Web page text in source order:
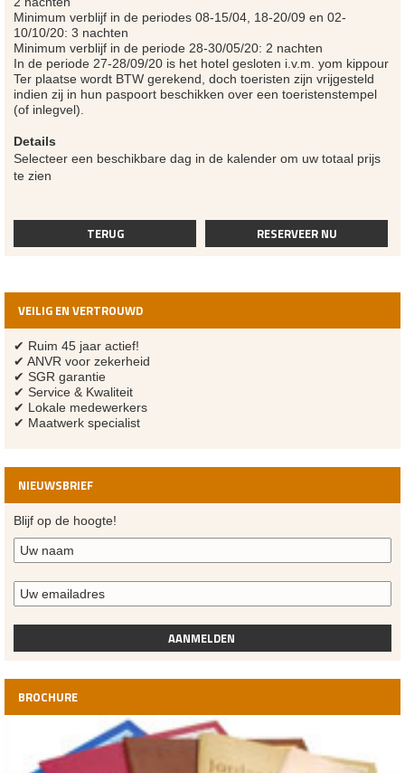
VEILIG EN VERTROUWD
✔ Ruim 45 jaar actief!
✔ ANVR voor zekerheid
✔ SGR garantie
✔ Service & Kwaliteit
✔ Lokale medewerkers
✔ Maatwerk specialist
NIEUWSBRIEF
Blijf op de hoogte!
AANMELDEN
BROCHURE
Minimum verblijf in de periodes 08-15/04, 18-20/09 en 02-
10/10/20: 3 nachten
Minimum verblijf in de periode 28-30/05/20: 2 nachten
In de periode 27-28/09/20 is het hotel gesloten i.v.m. yom kippour
Ter plaatse wordt BTW gerekend, doch toeristen zijn vrijgesteld
indien zij in hun paspoort beschikken over een toeristenstempel
(of inlegvel).
Details
Selecteer een beschikbare dag in de kalender om uw totaal prijs
te zien
TERUG RESERVEER NU